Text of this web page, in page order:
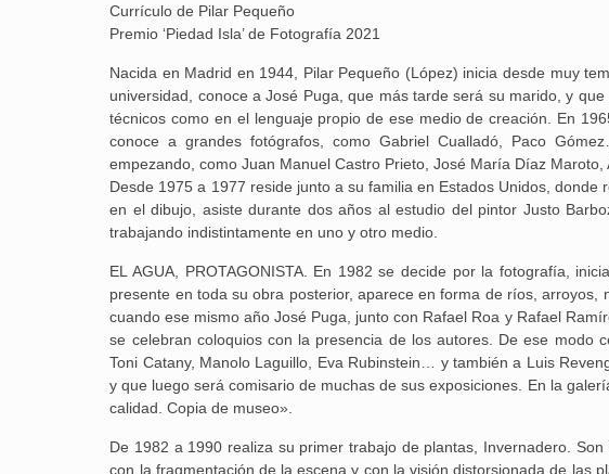
Currículo de Pilar Pequeño
Premio ‘Piedad Isla’ de Fotografía 2021
Nacida en Madrid en 1944, Pilar Pequeño (López) inicia desde muy
universidad, conoce a José Puga, que más tarde será su marido, y
técnicos como en el lenguaje propio de ese medio de creación. En
conoce a grandes fotógrafos, como Gabriel Cualladó, Paco
empezando, como Juan Manuel Castro Prieto, José María Díaz Maroto,
Desde 1975 a 1977 reside junto a su familia en Estados Unidos,
en el dibujo, asiste durante dos años al estudio del pintor Justo
trabajando indistintamente en uno y otro medio.
EL AGUA, PROTAGONISTA. En 1982 se decide por la fotografía,
presente en toda su obra posterior, aparece en forma de ríos,
cuando ese mismo año José Puga, junto con Rafael Roa y Rafael
se celebran coloquios con la presencia de los autores. De ese modo
Toni Catany, Manolo Laguillo, Eva Rubinstein… y también a Luis
y que luego será comisario de muchas de sus exposiciones. En la
calidad. Copia de museo».
De 1982 a 1990 realiza su primer trabajo de plantas, Invernadero.
con la fragmentación de la escena y con la visión distorsionada de las